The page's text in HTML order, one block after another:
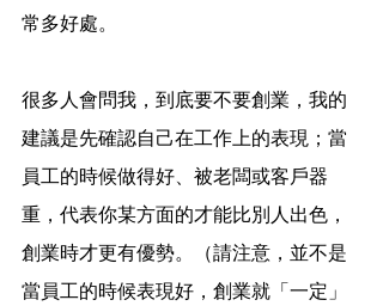
常多好處。
很多人會問我，到底要不要創業，我的
建議是先確認自己在工作上的表現；當
員工的時候做得好、被老闆或客戶器
重，代表你某方面的才能比別人出色，
創業時才更有優勢。（請注意，並不是
當員工的時候表現好，創業就「一定」